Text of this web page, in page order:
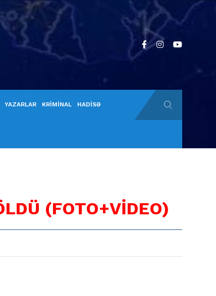
YAZARLAR KRİMİNAL HADİSƏ
(FOTO+VİDEO)